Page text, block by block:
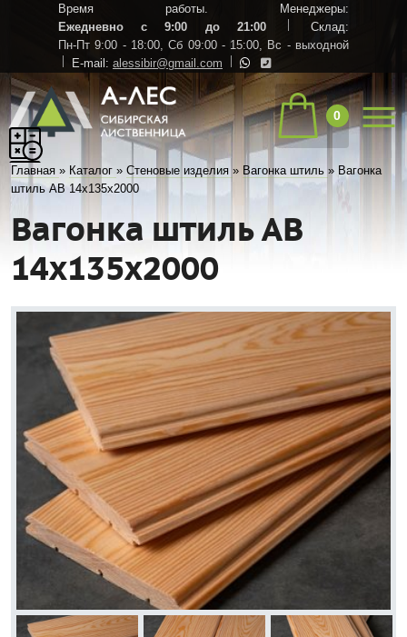
Время работы. Менеджеры:
Ежедневно с 9:00 до 21:00
Склад:
Пн-Пт 9:00 - 18:00, Сб 09:00 - 15:00, Вс - выходной
E-mail: alessibir@gmail.com
0
Главная » Каталог »Стеновые изделия » Вагонка штиль » Вагонка
штиль АВ 14х135х2000
Вагонка штиль АВ
14х135х2000